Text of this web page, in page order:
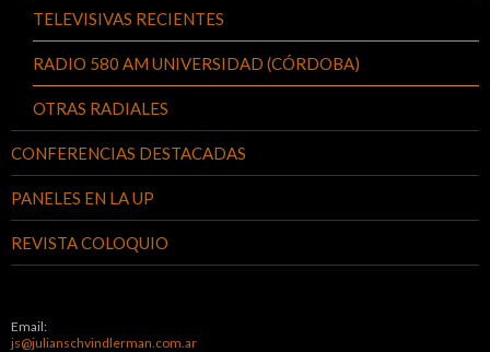
TELEVISIVAS RECIENTES
RADIO 580 AM UNIVERSIDAD (CÓRDOBA)
OTRAS RADIALES
CONFERENCIAS DESTACADAS
PANELES EN LA UP
REVISTA COLOQUIO
Email:
js@julianschvindlerman.com.ar